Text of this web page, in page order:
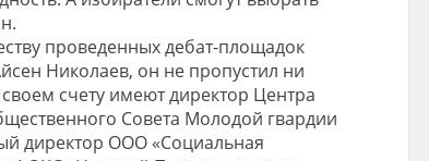
проведенных дебат-площадок
Николаев, он не пропустил ни
счету имеют директор Центра
Совета Молодой гвардии
директор ООО «Социальная